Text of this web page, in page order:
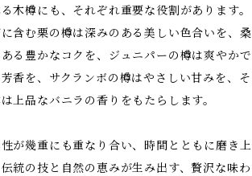
木樽にも、それぞれ重要な役割があります。
含む栗の樽は深みのある美しい色合いを、桑
る豊かなコクを、ジュニパーの樽は爽やかで
香を、サクランボの樽はやさしい甘みを、そ
上品なバニラの香りをもたらします。
が幾重にも重なり合い、時間とともに磨き上
統の技と自然の恵みが生み出す、贅沢な味わ